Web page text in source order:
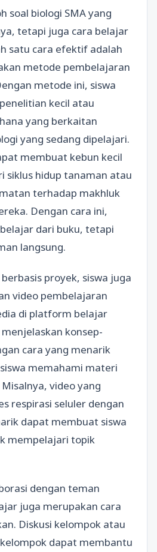
soal biologi SMA yang
tetapi juga cara belajar
satu cara efektif adalah
metode pembelajaran
metode ini, siswa
kecil atau
yang berkaitan
yang sedang dipelajari.
membuat kebun kecil
siklus hidup tanaman atau
terhadap makhluk
Dengan cara ini,
dari buku, tetapi
langsung.
proyek, siswa juga
video pembelajaran
di platform belajar
konsep-
cara yang menarik
memahami materi
video yang
respirasi seluler dengan
dapat membuat siswa
mempelajari topik
dengan teman
juga merupakan cara
Diskusi kelompok atau
dapat membantu